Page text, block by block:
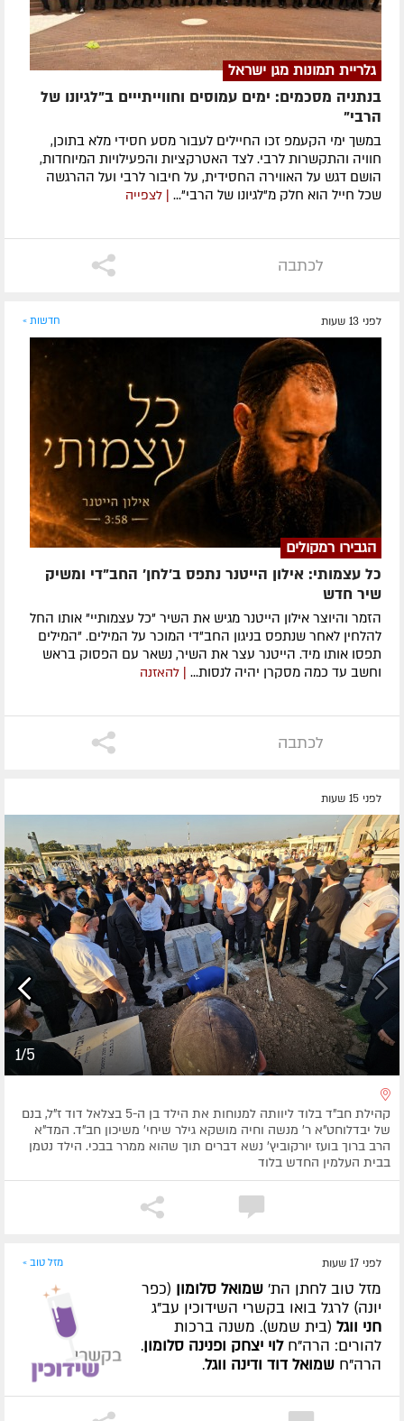
גלריית תמונות מגן ישראל
בנתניה מסכמים: ימים עמוסים וחווייתייים ב"לגיונו של
הרבי"
במשך ימי הקעמפ זכו החיילים לעבור מסע חסידי מלא בתוכן,
חוויה והתקשרות לרבי. לצד האטרקציות והפעילויות המיוחדות,
הושם דגש על האווירה החסידית, על חיבור לרבי ועל ההרגשה
שכל חייל הוא חלק מ"לגיונו של הרבי"... | לצפייה
לכתבה
לפני 13 שעות חדשות »
הגבירו רמקולים
כל עצמותי: אילון הייטנר נתפס ב'לחן' החב"די ומשיק
שיר חדש
הזמר והיוצר אילון הייטנר מגיש את השיר "כל עצמותיי" אותו החל
להלחין לאחר שנתפס בניגון החב"די המוכר על המילים. "המילים
תפסו אותו מיד. הייטנר עצר את השיר, נשאר עם הפסוק בראש
וחשב עד כמה מסקרן יהיה לנסות... | להאזנה
לכתבה
לפני 15 שעות
1/5
קהילת חב"ד בלוד ליוותה למנוחות את הילד בן ה-5 בצלאל דוד ז"ל, בנם
של יבדלוחט"א ר' מנשה וחיה מושקא גילר שיחי' משיכון חב"ד. המד"א
הרב ברוך בועז יורקוביץ' נשא דברים תוך שהוא ממרר בבכי. הילד נטמן
בבית העלמין החדש בלוד
לפני 17 שעות מזל טוב »
מזל טוב לחתן הת' שמואל סלומון (כפר
יונה) לרגל בואו בקשרי השידוכין עב"ג
חני ווגל (בית שמש). משנה ברכות
להורים: הרה"חלוי יצחק ופנינה סלומון.
הרה"ח שמואל דוד ודינה ווגל.